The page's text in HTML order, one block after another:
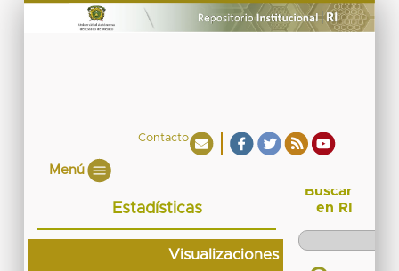
Contacto
Menú
Estadísticas
Visualizaciones
Buscar
en RI